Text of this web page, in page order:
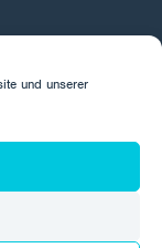
und unserer